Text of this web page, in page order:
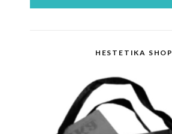
HESTETIKA SHOP